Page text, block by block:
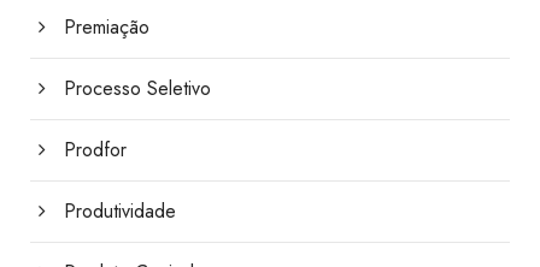
Premiação
Processo Seletivo
Prodfor
Produtividade